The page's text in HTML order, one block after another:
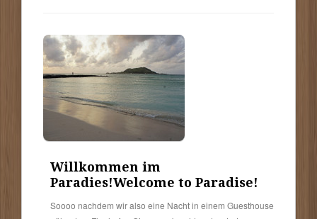
Willkommen im
Paradies!Welcome to Paradise!
Soooo nachdem wir also eine Nacht in einem Guesthouse